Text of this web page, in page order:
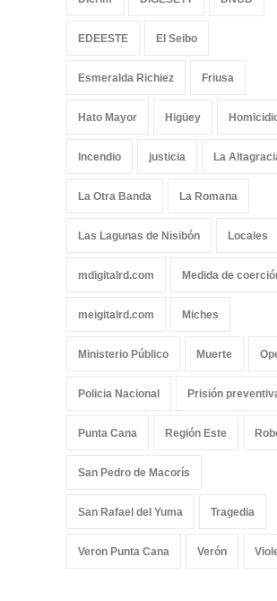
EDEESTE El Seibo
Esmeralda Richiez Friusa
Hato Mayor Higüey
Incendio justicia La
La Otra Banda La Romana
Las Lagunas de Nisibón Locales
mdigitalrd.com Medida de
meigitalrd.com Miches
Ministerio Público Muerte
Policia Nacional Prisión
Punta Cana Región Este
San Pedro de Macorís
San Rafael del Yuma Tragedia
Veron Punta Cana Verón